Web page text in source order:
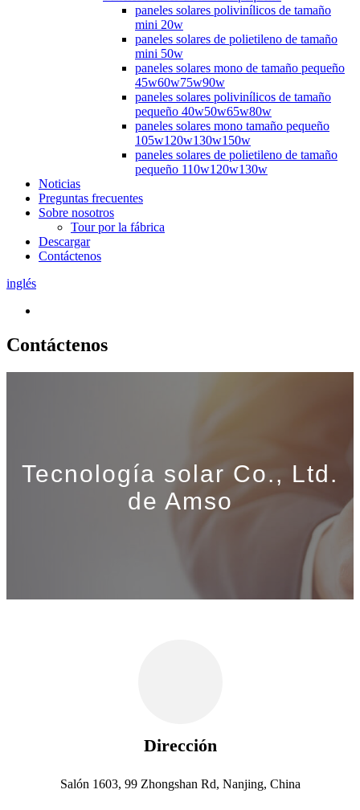
paneles solares polivinílicos de tamaño
mini 20w
paneles solares de polietileno de tamaño
mini 50w
paneles solares mono de tamaño pequeño
45w60w75w90w
paneles solares polivinílicos de tamaño
pequeño 40w50w65w80w
paneles solares mono tamaño pequeño
105w120w130w150w
paneles solares de polietileno de tamaño
pequeño 110w120w130w
Noticias
Preguntas frecuentes
Sobre nosotros
Tour por la fábrica
Descargar
Contáctenos
inglés
Contáctenos
Tecnología solar Co., Ltd.
de Amso
Dirección
Salón 1603, 99 Zhongshan Rd, Nanjing, China